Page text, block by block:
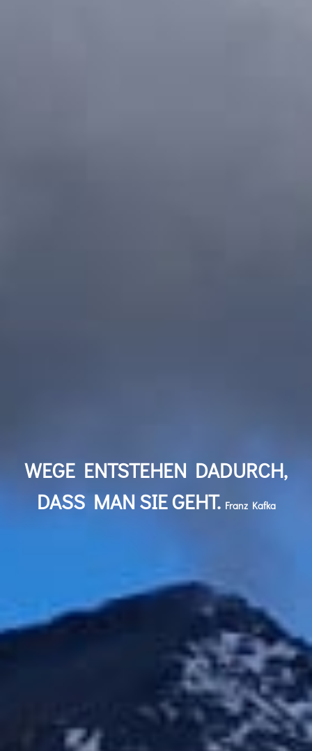
WEGE ENTSTEHEN DADURCH,
DASS MAN SIE GEHT. Franz Kafka